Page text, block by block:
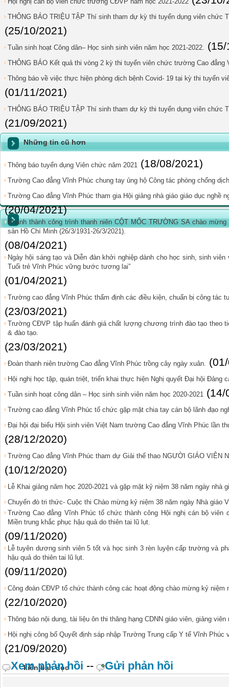
THÔNG BÁO TRIỆU TẬP Thí sinh tham dự kỳ thi tuyển dụng viên chức
(25/10/2021)
Tuần sinh hoạt Công dân– Học sinh sinh viên năm học 2021-2022.
THÔNG BÁO Kết quả thi vòng 2 kỳ thi tuyển viên chức trường Cao đẳng
Thông báo về việc thực hiện phòng dịch bệnh Covid- 19 tại kỳ thi tuyển
(01/11/2021)
THÔNG BÁO TRIỆU TẬP Thí sinh tham dự kỳ thi tuyển dụng viên chức
(21/09/2021)
Những tin cũ hơn
Thông báo tuyển dụng Viên chức năm 2021 (18/08/2021)
Trường Cao đẳng Vĩnh Phúc chung tay ủng hộ Công tác phòng chống
Trường Cao đẳng Vĩnh Phúc tham gia Hội giảng nhà giáo giáo dục nghề
(20/04/2021)
Khánh thành công trình thanh niên CỘT MỐC TRƯỜNG SA chào
sản Hồ Chí Minh (26/3/1931-26/3/2021).
(08/04/2021)
Ngày hội sáng tạo và Diễn đàn khởi nghiệp dành cho học sinh, sinh
Tuổi trẻ Vĩnh Phúc vững bước tương lai”
(01/04/2021)
Trường cao đẳng Vĩnh Phúc thẩm định các điều kiện, chuẩn bị công tác
(23/03/2021)
Trường CĐVP tập huấn đánh giá chất lượng chương trình đào tạo theo
& đào tạo.
(23/03/2021)
Đoàn thanh niên trường Cao đẳng Vĩnh Phúc trồng cây ngày xuân.
Hội nghị học tập, quán triệt, triển khai thực hiện Nghị quyết Đại hội Đảng
Tuần sinh hoạt công dân – Học sinh sinh viên năm học 2020-2021 (14/
Trường cao đẳng Vĩnh Phúc tổ chức gặp mặt chia tay cán bộ lãnh đạo
Đại hội đại biểu Hội sinh viên Việt Nam trường Cao đẳng Vĩnh Phúc lần
(28/12/2020)
Trường Cao đẳng Vĩnh Phúc tham dự Giải thể thao NGƯỜI GIÁO VIÊN
(10/12/2020)
Lễ Khai giảng năm học 2020-2021 và gặp mặt kỷ niệm 38 năm ngày nhà
Chuyến đò tri thức- Cuộc thi Chào mừng kỷ niệm 38 năm ngày Nhà giáo
Trường Cao đẳng Vĩnh Phúc tổ chức thành công Hội nghị cán bộ viên
Miền trung khắc phục hậu quả do thiên tai lũ lụt.
(09/11/2020)
Lễ tuyên dương sinh viên 5 tốt và học sinh 3 rèn luyện cấp trường và
hậu quả do thiên tai lũ lụt.
(09/11/2020)
Công đoàn CĐVP tổ chức thành công các hoạt động chào mừng kỷ niệm
(22/10/2020)
Thông báo nội dung, tài liệu ôn thi thăng hạng CDNN giáo viên, giảng viên
Hội nghị công bố Quyết định sáp nhập Trường Trung cấp Y tế Vĩnh
(21/09/2020)
kiến bạn đọc
Xem phản hồi -- Gửi phản hồi